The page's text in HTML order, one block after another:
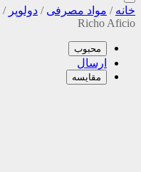
خانه / مواد مصرفی / دولوپر /
Richo Aficio
محبوب
ارسال
مقایسه